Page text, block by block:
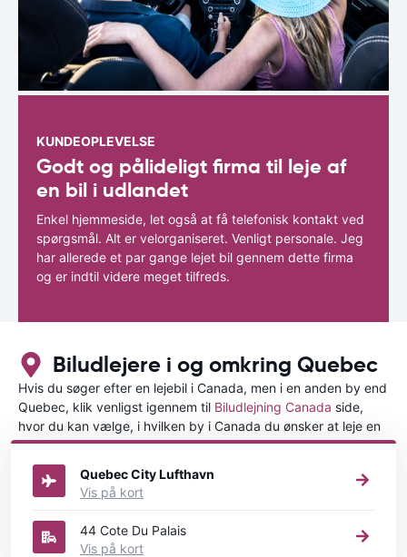
KUNDEOPLEVELSE
Godt og pålideligt firma til leje af
en bil i udlandet
Enkel hjemmeside, let også at få telefonisk kontakt ved
spørgsmål. Alt er velorganiseret. Venligt personale. Jeg
har allerede et par gange lejet bil gennem dette firma
og er indtil videre meget tilfreds.
Biludlejere i og omkring Quebec
Hvis du søger efter en lejebil i Canada, men i en anden by end
Quebec, klik venligst igennem til Biludlejning Canada side,
hvor du kan vælge, i hvilken by i Canada du ønsker at leje en
bil.
Quebec City Lufthavn
Vis på kort
44 Cote Du Palais
Vis på kort